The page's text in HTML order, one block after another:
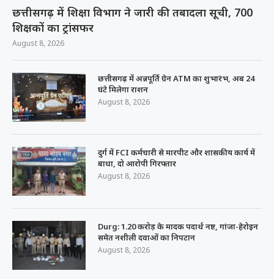
छत्तीसगढ़ में शिक्षा विभाग ने जारी की तबादला सूची, 700
शिक्षकों का ट्रांसफर
August 8, 2026
छत्तीसगढ़ में अन्नपूर्ति ग्रेन ATM का शुभारंभ, अब 24
घंटे मिलेगा राशन
August 8, 2026
दुर्ग में FCI कर्मचारी से मारपीट और शासकीय कार्य में
बाधा, दो आरोपी गिरफ्तार
August 8, 2026
Durg: 1.20 करोड़ के मादक पदार्थ नष्ट, गांजा-हेरोइन
समेत नशीली दवाओं का निपटान
August 8, 2026